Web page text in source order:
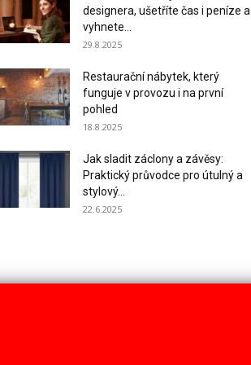
designera, ušetříte čas i peníze a
vyhnete...
29.8.2025
Restaurační nábytek, který
funguje v provozu i na první
pohled
18.8.2025
Jak sladit záclony a závěsy:
Praktický průvodce pro útulný a
stylový...
22.6.2025